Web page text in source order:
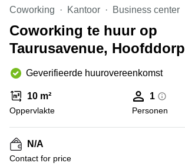
Hengelo
Hilversum
Hoofddorp
Deventer
Rotterdam
Tiel
Zwolle
Bodegraven-
Reeuwijk
Business
center
Arnhem
Business
Amsterdam
Westpoort
Business
center
Hilversum
Coworking Kantoor Business center
Coworking te huur op
Taurusavenue, Hoofddorp
Geverifieerde huurovereenkomst
10 m²
Oppervlakte
1
Personen
N/A
Contact for price